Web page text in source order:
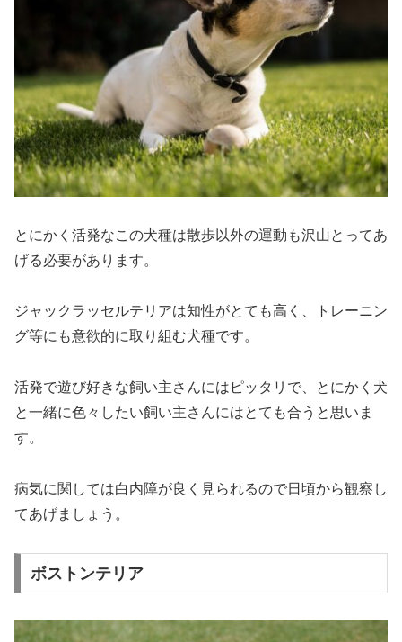
とにかく活発なこの犬種は散歩以外の運動も沢山とってあ
げる必要があります。
ジャックラッセルテリアは知性がとても高く、トレーニン
グ等にも意欲的に取り組む犬種です。
活発で遊び好きな飼い主さんにはピッタリで、とにかく犬
と一緒に色々したい飼い主さんにはとても合うと思いま
す。
病気に関しては白内障が良く見られるので日頃から観察し
てあげましょう。
ボストンテリア